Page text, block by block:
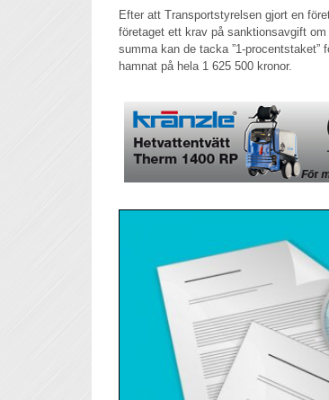
Efter att Transportstyrelsen gjort en
företaget ett krav på sanktionsavgift
summa kan de tacka ”1-
hamnat på hela 1 625 500 kronor.